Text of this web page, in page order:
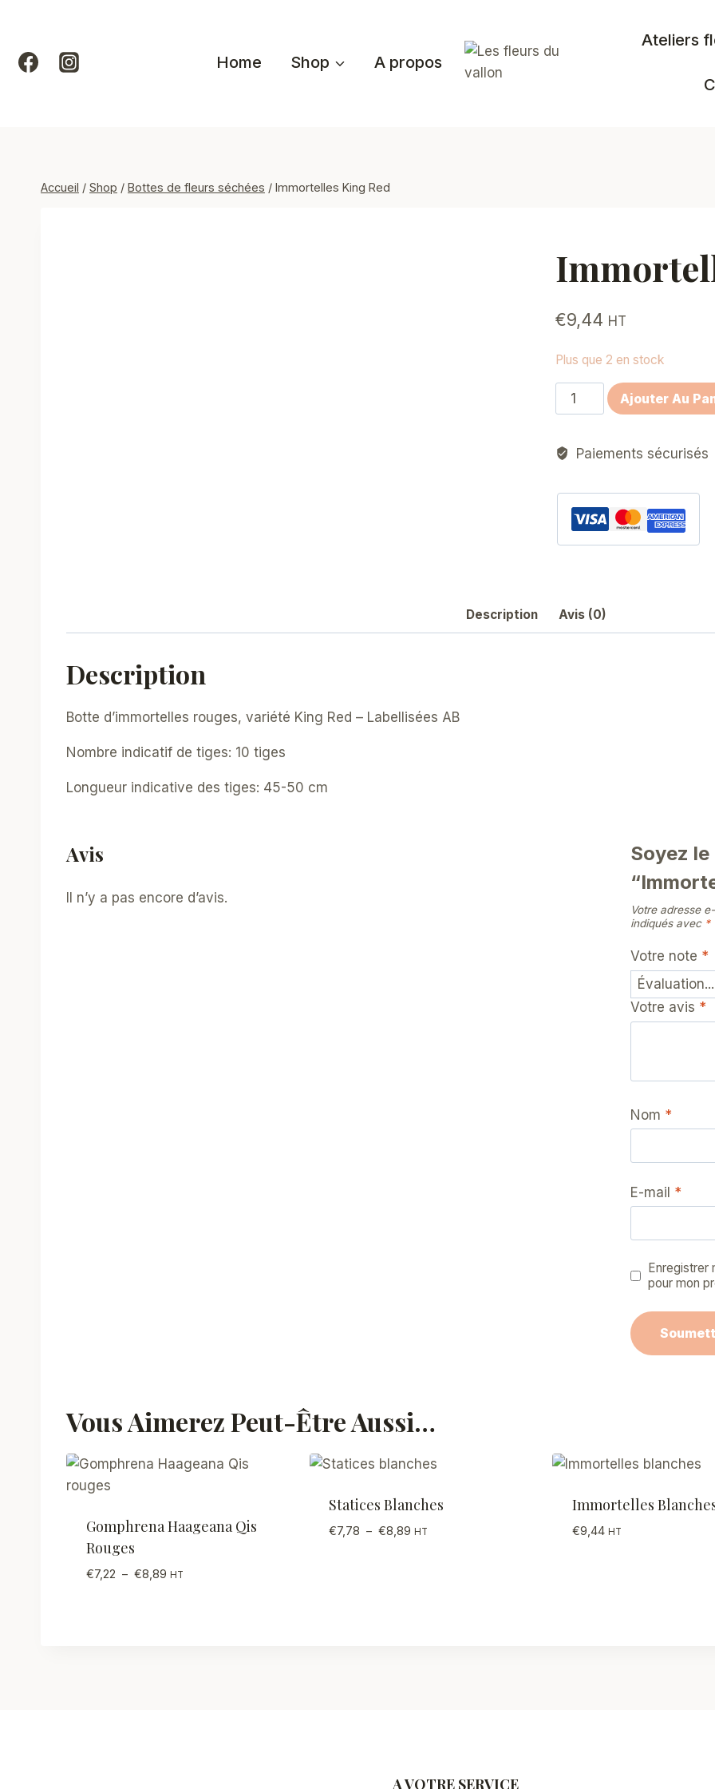
contenu
Home Shop A propos
Ateliers
Accueil / Shop / Bottes de fleurs séchées / Immortelles King Red
€9,44 HT
Plus que 2 en stock
quantité
de
King
Ajouter Au
Paiements sécurisés
Description Avis (0)
Description
Botte d’immortelles rouges, variété King Red – Labellisées AB
Nombre indicatif de tiges: 10 tiges
Longueur indicative des tiges: 45-50 cm
Avis
Il n’y a pas encore d’avis.
Soyez
Votre adresse
indiqués avec *
Votre note *
Votre avis *
Nom *
E-mail *
Enregistrer
pour mon
Vous Aimerez Peut-Être Aussi…
Gomphrena Haageana Qis
Rouges
€7,22 – €8,89Plage
HT
Statices Blanches
€7,78 – €8,89 Plage
HT
Immortelles
€9,44 HT
A VOTRE SERVICE